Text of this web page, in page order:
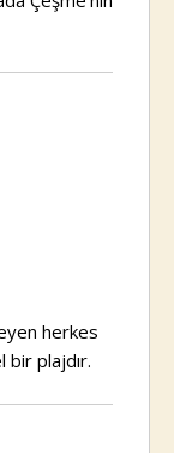
herkes
bir plajdır.